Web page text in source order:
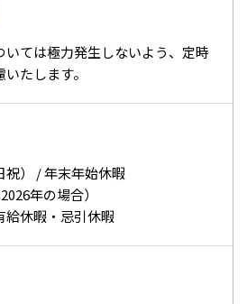
いては極力発生しないよう、定時
たします。
） / 年末年始休暇
年の場合）
給休暇・忌引休暇